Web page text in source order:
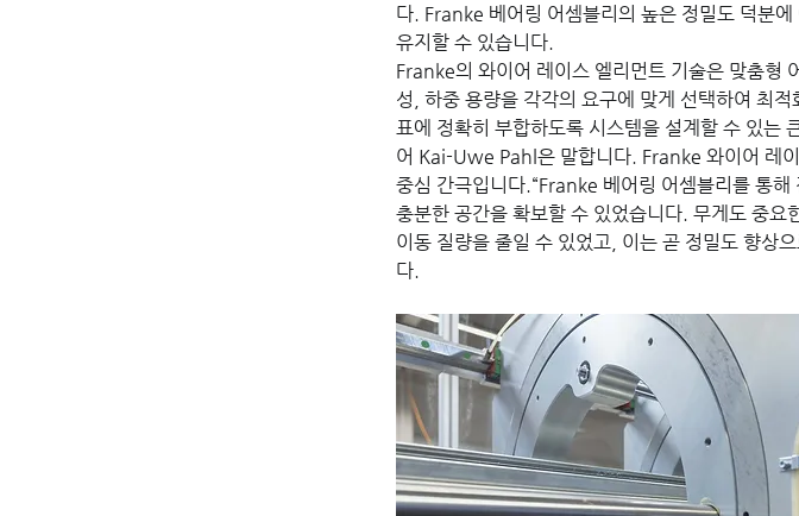
다. Franke 베어링 어셈블리의 높은 정밀도 덕분
유지할 수 있습니다.
Franke의 와이어 레이스 엘리먼트 기술은 맞춤형
성, 하중 용량을 각각의 요구에 맞게 선택하여 최
표에 정확히 부합하도록 시스템을 설계할 수 있는
어 Kai-Uwe Pahl은 말합니다. Franke 와이어 레
중심 간극입니다.“Franke 베어링 어셈블리를 통
충분한 공간을 확보할 수 있었습니다. 무게도 중요
이동 질량을 줄일 수 있었고, 이는 곧 정밀도 향상
다.